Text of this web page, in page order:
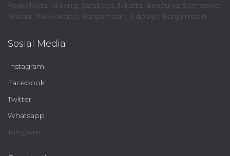
Yogyakarta, Malang, Surabaya, Jakarta, Bandung, Semarang,
Bekasi, Purwokerto, Banjarmasin, Sidoarjo, Banjarmasin.
Sosial Media
Instagram
Facebook
Twitter
Whatsapp
Telegram